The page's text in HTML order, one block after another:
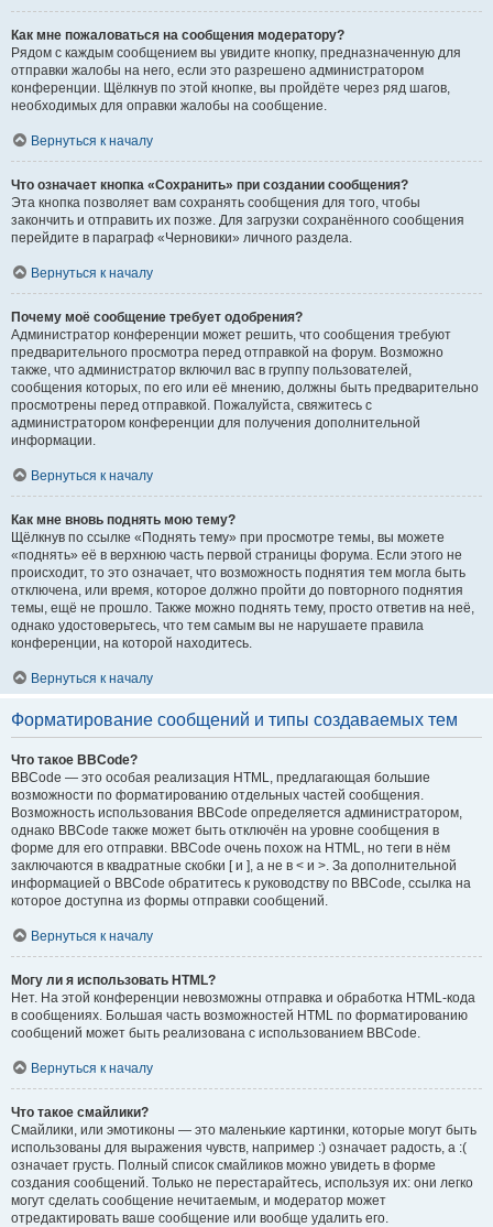
Как мне пожаловаться на сообщения модератору?
Рядом с каждым сообщением вы увидите кнопку, предназначенную для
отправки жалобы на него, если это разрешено администратором
конференции. Щёлкнув по этой кнопке, вы пройдёте через ряд шагов,
необходимых для оправки жалобы на сообщение.
Вернуться к началу
Что означает кнопка «Сохранить» при создании сообщения?
Эта кнопка позволяет вам сохранять сообщения для того, чтобы
закончить и отправить их позже. Для загрузки сохранённого сообщения
перейдите в параграф «Черновики» личного раздела.
Вернуться к началу
Почему моё сообщение требует одобрения?
Администратор конференции может решить, что сообщения требуют
предварительного просмотра перед отправкой на форум. Возможно
также, что администратор включил вас в группу пользователей,
сообщения которых, по его или её мнению, должны быть предварительно
просмотрены перед отправкой. Пожалуйста, свяжитесь с
администратором конференции для получения дополнительной
информации.
Вернуться к началу
Как мне вновь поднять мою тему?
Щёлкнув по ссылке «Поднять тему» при просмотре темы, вы можете
«поднять» её в верхнюю часть первой страницы форума. Если этого не
происходит, то это означает, что возможность поднятия тем могла быть
отключена, или время, которое должно пройти до повторного поднятия
темы, ещё не прошло. Также можно поднять тему, просто ответив на неё,
однако удостоверьтесь, что тем самым вы не нарушаете правила
конференции, на которой находитесь.
Вернуться к началу
Форматирование сообщений и типы создаваемых тем
Что такое BBCode?
BBCode — это особая реализация HTML, предлагающая большие
возможности по форматированию отдельных частей сообщения.
Возможность использования BBCode определяется администратором,
однако BBCode также может быть отключён на уровне сообщения в
форме для его отправки. BBCode очень похож на HTML, но теги в нём
заключаются в квадратные скобки [ и ], а не в < и >. За дополнительной
информацией о BBCode обратитесь к руководству по BBCode, ссылка на
которое доступна из формы отправки сообщений.
Вернуться к началу
Могу ли я использовать HTML?
Нет. На этой конференции невозможны отправка и обработка HTML-кода
в сообщениях. Большая часть возможностей HTML по форматированию
сообщений может быть реализована с использованием BBCode.
Вернуться к началу
Что такое смайлики?
Смайлики, или эмотиконы — это маленькие картинки, которые могут быть
использованы для выражения чувств, например :) означает радость, а :(
означает грусть. Полный список смайликов можно увидеть в форме
создания сообщений. Только не перестарайтесь, используя их: они легко
могут сделать сообщение нечитаемым, и модератор может
отредактировать ваше сообщение или вообще удалить его.